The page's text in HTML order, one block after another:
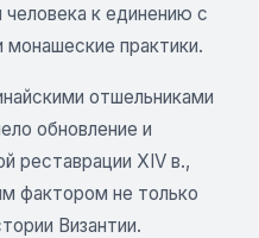
человека к единению с
монашеские практики.
отшельниками
обновление и
реставрации XIV в.,
фактором не только
Византии.